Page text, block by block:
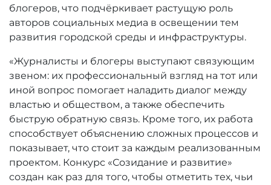
блогеров, что подчёркивает растущую роль
авторов социальных медиа в освещении тем
развития городской среды и инфраструктуры.
«Журналисты и блогеры выступают связующим
звеном: их профессиональный взгляд на тот или
иной вопрос помогает наладить диалог между
властью и обществом, а также обеспечить
быструю обратную связь. Кроме того, их работа
способствует объяснению сложных процессов и
показывает, что стоит за каждым реализованным
проектом. Конкурс «Созидание и развитие»
создан как раз для того, чтобы отметить тех, чьи